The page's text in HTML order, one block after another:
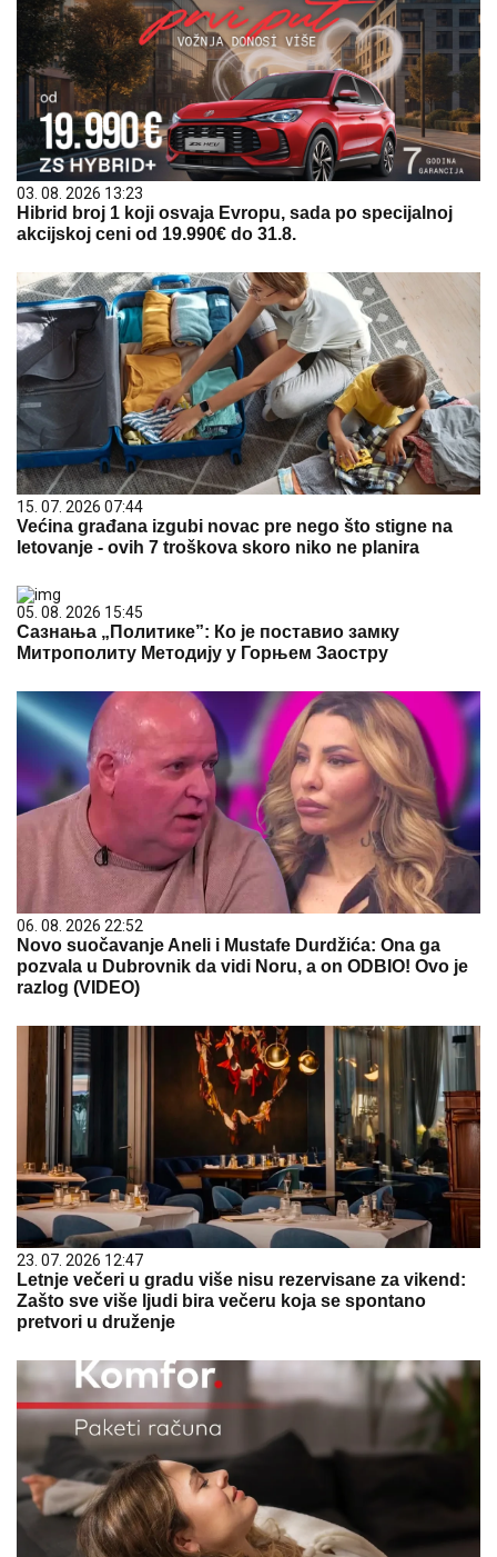
03. 08. 2026 13:23
Hibrid broj 1 koji osvaja Evropu, sada po specijalnoj
akcijskoj ceni od 19.990€ do 31.8.
15. 07. 2026 07:44
Većina građana izgubi novac pre nego što stigne na
letovanje - ovih 7 troškova skoro niko ne planira
05. 08. 2026 15:45
Сазнања „Политике”: Ко је поставио замку
Митрополиту Методију у Горњем Заостру
06. 08. 2026 22:52
Novo suočavanje Aneli i Mustafe Durdžića: Ona ga
pozvala u Dubrovnik da vidi Noru, a on ODBIO! Ovo je
razlog (VIDEO)
23. 07. 2026 12:47
Letnje večeri u gradu više nisu rezervisane za vikend:
Zašto sve više ljudi bira večeru koja se spontano
pretvori u druženje